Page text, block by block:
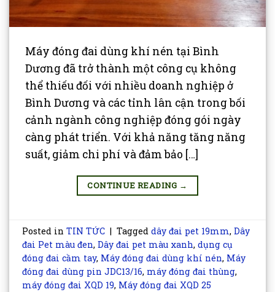
Máy đóng đai dùng khí nén tại Bình
Dương đã trở thành một công cụ không
thể thiếu đối với nhiều doanh nghiệp ở
Bình Dương và các tỉnh lân cận trong bối
cảnh ngành công nghiệp đóng gói ngày
càng phát triển. Với khả năng tăng năng
suất, giảm chi phí và đảm bảo […]
CONTINUE READING →
Posted inTIN TỨC | Taggeddây đai pet 19mm,Dây
đai Pet màu đen,Dây đai pet màu xanh,dụng cụ
đóng đai cầm tay, Máy đóng đai dùng khí nén, Máy
đóng đai dùng pin JDC13/16, máy đóng đai thùng,
máy đóng đai XQD 19, Máy đóng đai XQD 25